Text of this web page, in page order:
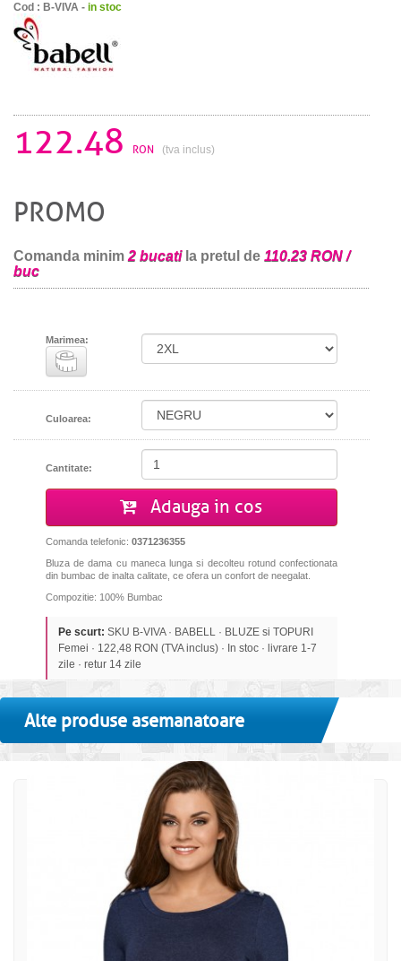
Cod : B-VIVA - in stoc
122.48 RON (tva inclus)
PROMO
Comanda minim 2 bucatila pretul de 110.23 RON /
buc
Marimea:
Culoarea:
Cantitate:
Adauga in cos
Comanda telefonic: 0371236355
Bluza de dama cu maneca lunga si decolteu rotund confectionata
din bumbac de inalta calitate, ce ofera un confort de neegalat.
Compozitie: 100% Bumbac
Pe scurt: SKU B-VIVA · BABELL · BLUZE si TOPURI
Femei · 122,48 RON (TVA inclus) · In stoc · livrare 1-7
zile · retur 14 zile
Alte produse asemanatoare